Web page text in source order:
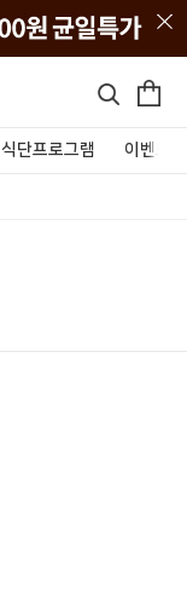
식단프로그램 이벤트&